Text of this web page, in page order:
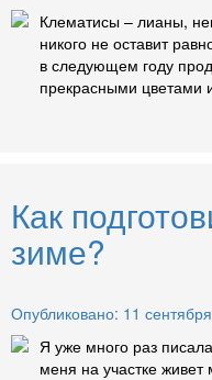
Клематисы – лианы,
никого не оставит
в следующем году
прекрасными цветами
Как
зиме?
Опубликовано: 11
Я уже много раз
меня на участке